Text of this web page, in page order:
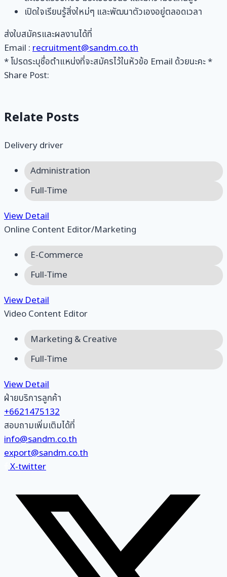
เปิดใจเรียนรู้สิ่งใหม่ๆ และพัฒนาตัวเองอยู่ตลอดเวลา
ส่งใบสมัครและผลงานได้ที่
Email :recruitment@sandm.co.th
* โปรดระบุชื่อตำแหน่งที่จะสมัครไว้ในหัวข้อ Email ด้วยนะคะ *
Share Post:
Relate Posts
Delivery driver
Administration
Full-Time
View Detail
Online Content Editor/Marketing
E-Commerce
Full-Time
View Detail
Video Content Editor
Marketing & Creative
Full-Time
View Detail
ฝ่ายบริการลูกค้า
+6621475132
สอบถามเพิ่มเติมได้ที่
info@sandm.co.th
export@sandm.co.th
X-twitter